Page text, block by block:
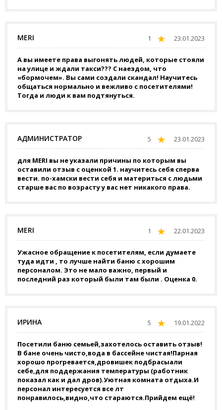
MERI 1 23.01.2023
А вы имеете права выгонять людей, которые стояли
на улице и ждали такси??? С наездом, что
«бормочем». Вы сами создали скандал! Научитесь
общаться нормально и вежливо с посетителями!
Тогда и люди к вам подтянуться.
АДМИНИСТРАТОР 5 23.01.2023
для MERI вы не указали причины по которым вы
оставили отзыв с оценкой 1. научитесь себя сперва
вести. по-хамски вести себя и материться с людьми
старше вас по возрасту у вас нет никакого права.
MERI 1 22.01.2023
Ужасное обращение к посетителям, если думаете
туда идти , то лучше найти баню с хорошим
персоналом. Это не мало важно, первый и
последний раз который были там были . Оценка 0.
ИРИНА 5 19.01.2022
Посетили баню семьей,захотелось оставить отзыв!
В бане очень чисто,вода в бассейне чистая!Парная
хорошо прогревается,дровишек подбрасыали
себе,для поддержания температуры (работник
показал как и дал дров).Уютная комната отдыха.И
персонал интересуется все лт
понравилось,видно,что стараются.Прийдем ещё!